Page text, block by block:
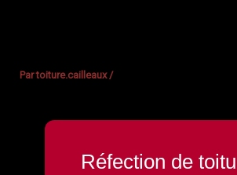
Partoiture.cailleaux/
Réfection de